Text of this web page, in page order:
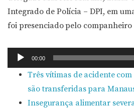
Integrado de Polícia – DPI, em
foi presenciado pelo companheiro
Tocador
de
00:00
Três vítimas de acidente
são transferidas para
Insegurança alimentar